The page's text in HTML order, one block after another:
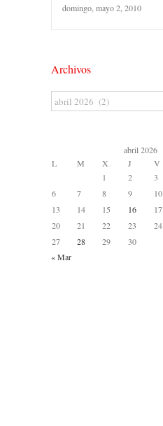
domingo, mayo 2, 2010
Archivos
Archivos
abril 2026
L
M X J V
1
2 3
6
7 8 9 10
13
14 15 16 17
20
21 22 23 24
27
28 29
30
« Mar